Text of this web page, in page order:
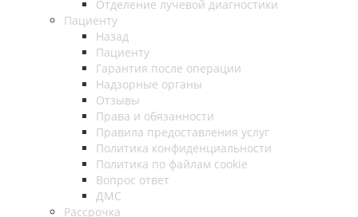
Отделение лучевой диагностики
Пациенту
Назад
Пациенту
Гарантия после операции
Надзорные органы
Отзывы
Права и обязанности
Правила предоставления услуг
Политика конфиденциальности
Политика по файлам cookie
Вопрос ответ
ДМС
Рассрочка